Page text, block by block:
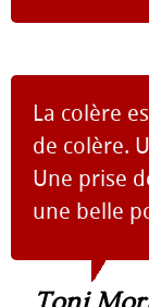
La colère
de colère.
Une prise
une belle